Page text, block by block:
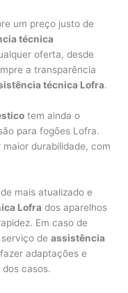
um preço justo de
técnica
oferta, desde
a transparência
técnica Lofra.
tem ainda o
para fogões Lofra.
durabilidade, com
mais atualizado e
Lofra dos aparelhos
Em caso de
serviço deassistência
adaptações e
casos.